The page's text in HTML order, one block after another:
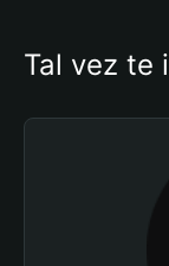
Tal vez te